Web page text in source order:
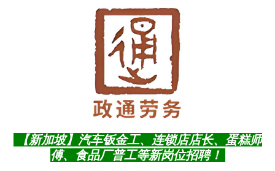
【新加坡】汽车钣金工、连锁店店长、蛋糕师
傅、食品厂普工等新岗位招聘！